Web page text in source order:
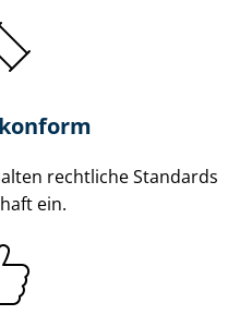
rechtliche Standards
ein.